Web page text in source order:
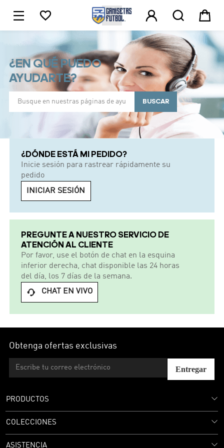
    
¿EN QUÉ PUEDO
AYUDARTE?
BUSCAR
¿DÓNDE ESTÁ MI PEDIDO?
Inicie sesión para rastrear rápidamente su
pedido
INICIAR SESIÓN
PREGUNTE A NUESTRO SERVICIO DE
ATENCIÓN AL CLIENTE
Por favor, use el botón de chat en la esquina
inferior derecha, chat disponible las 24 horas
del día, los 7 días de la semana.
 CHAT EN VIVO
Obtenga ofertas exclusivas
Entregar
PRODUCTOS
COLECCIONES
ASISTENCIA